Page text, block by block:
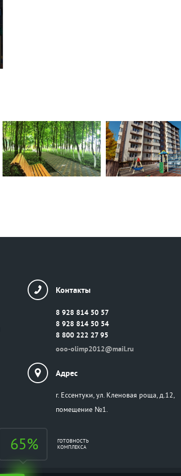
Контакты
8 928 814 50 57
8 928 814 50 54
8 800 222 27 95
ooo-olimp2012@mail.ru
Адрес
г. Ессентуки, ул. Кленовая роща, д.12,
помещение №1.
65%
ГОТОВНОСТЬ
КОМПЛЕКСА